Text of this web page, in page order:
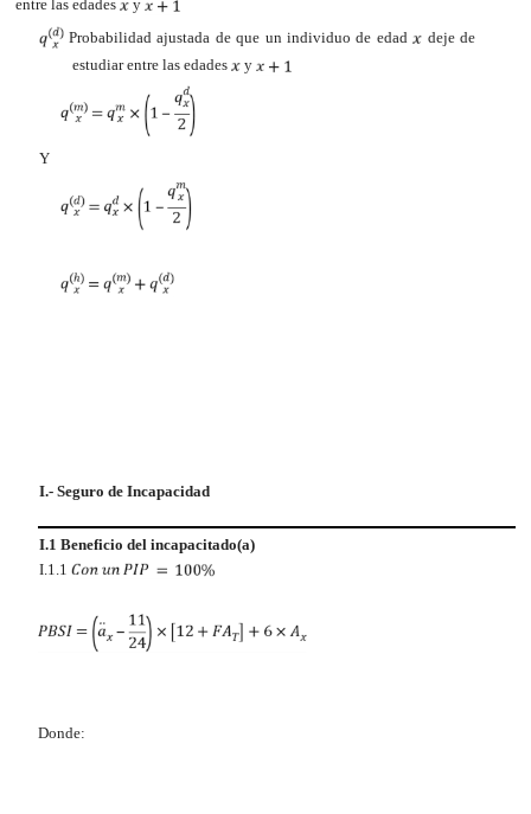
entre las edades
y
Probabilidad ajustada de que un individuo de edad
deje de
estudiar entre las edades
y
Y
I.- Seguro de Incapacidad
I.1 Beneficio del incapacitado(a)
I.1.1
Donde: